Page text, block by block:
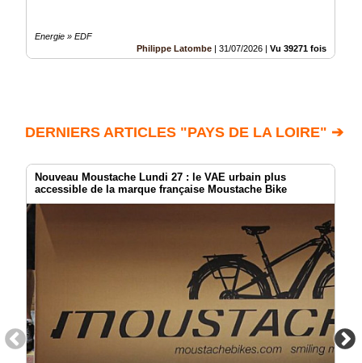
Energie » EDF
Philippe Latombe | 31/07/2026 | Vu 39271 fois
DERNIERS ARTICLES "PAYS DE LA LOIRE" ➔
Nouveau Moustache Lundi 27 : le VAE urbain plus
accessible de la marque française Moustache Bike